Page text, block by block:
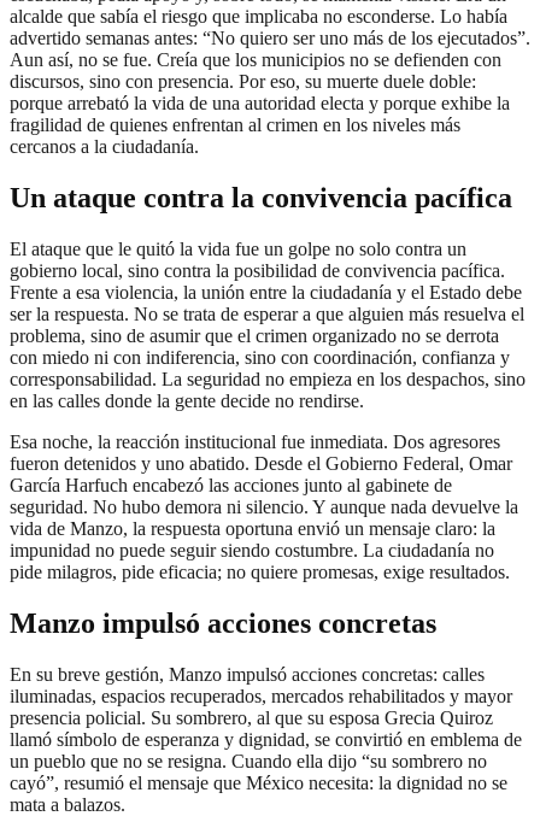
alcalde que sabía el riesgo que implicaba no esconderse. Lo había
advertido semanas antes: “No quiero ser uno más de los ejecutados”.
Aun así, no se fue. Creía que los municipios no se defienden con
discursos, sino con presencia. Por eso, su muerte duele doble:
porque arrebató la vida de una autoridad electa y porque exhibe la
fragilidad de quienes enfrentan al crimen en los niveles más
cercanos a la ciudadanía.
Un ataque contra la convivencia pacífica
El ataque que le quitó la vida fue un golpe no solo contra un
gobierno local, sino contra la posibilidad de convivencia pacífica.
Frente a esa violencia, la unión entre la ciudadanía y el Estado debe
ser la respuesta. No se trata de esperar a que alguien más resuelva el
problema, sino de asumir que el crimen organizado no se derrota
con miedo ni con indiferencia, sino con coordinación, confianza y
corresponsabilidad. La seguridad no empieza en los despachos, sino
en las calles donde la gente decide no rendirse.
Esa noche, la reacción institucional fue inmediata. Dos agresores
fueron detenidos y uno abatido. Desde el Gobierno Federal, Omar
García Harfuch encabezó las acciones junto al gabinete de
seguridad. No hubo demora ni silencio. Y aunque nada devuelve la
vida de Manzo, la respuesta oportuna envió un mensaje claro: la
impunidad no puede seguir siendo costumbre. La ciudadanía no
pide milagros, pide eficacia; no quiere promesas, exige resultados.
Manzo impulsó acciones concretas
En su breve gestión, Manzo impulsó acciones concretas: calles
iluminadas, espacios recuperados, mercados rehabilitados y mayor
presencia policial. Su sombrero, al que su esposa Grecia Quiroz
llamó símbolo de esperanza y dignidad, se convirtió en emblema de
un pueblo que no se resigna. Cuando ella dijo “su sombrero no
cayó”, resumió el mensaje que México necesita: la dignidad no se
mata a balazos.